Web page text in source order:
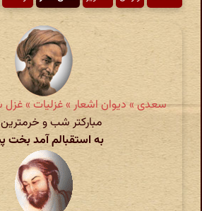
سعدی » دیوان اشعار » غزلیات » غزل شمارهٔ ۳۱۴
مبارکتر شب و خرمترین
به استقبالم آمد بخت